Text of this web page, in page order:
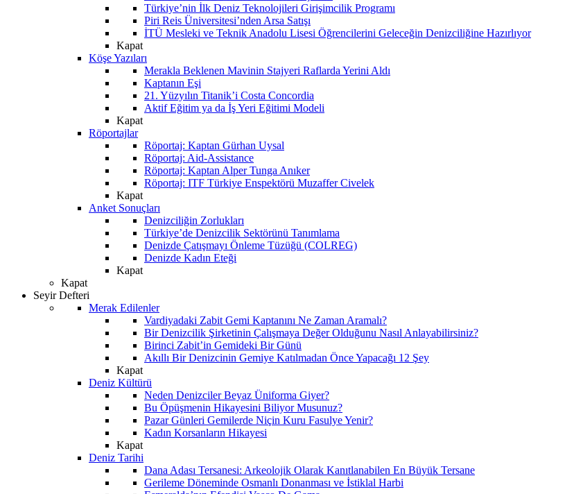
Türkiye’nin İlk Deniz Teknolojileri Girişimcilik Programı
Piri Reis Üniversitesi’nden Arsa Satışı
İTÜ Mesleki ve Teknik Anadolu Lisesi Öğrencilerini Geleceğin Denizciliğine Hazırlıyor
Kapat
Köşe Yazıları
Merakla Beklenen Mavinin Stajyeri Raflarda Yerini Aldı
Kaptanın Eşi
21. Yüzyılın Titanik’i Costa Concordia
Aktif Eğitim ya da İş Yeri Eğitimi Modeli
Kapat
Röportajlar
Röportaj: Kaptan Gürhan Uysal
Röportaj: Aid-Assistance
Röportaj: Kaptan Alper Tunga Anıker
Röportaj: ITF Türkiye Enspektörü Muzaffer Civelek
Kapat
Anket Sonuçları
Denizciliğin Zorlukları
Türkiye’de Denizcilik Sektörünü Tanımlama
Denizde Çatışmayı Önleme Tüzüğü (COLREG)
Denizde Kadın Eteği
Kapat
Kapat
Seyir Defteri
Merak Edilenler
Vardiyadaki Zabit Gemi Kaptanını Ne Zaman Aramalı?
Bir Denizcilik Şirketinin Çalışmaya Değer Olduğunu Nasıl Anlayabilirsiniz?
Birinci Zabit’in Gemideki Bir Günü
Akıllı Bir Denizcinin Gemiye Katılmadan Önce Yapacağı 12 Şey
Kapat
Deniz Kültürü
Neden Denizciler Beyaz Üniforma Giyer?
Bu Öpüşmenin Hikayesini Biliyor Musunuz?
Pazar Günleri Gemilerde Niçin Kuru Fasulye Yenir?
Kadın Korsanların Hikayesi
Kapat
Deniz Tarihi
Dana Adası Tersanesi: Arkeolojik Olarak Kanıtlanabilen En Büyük Tersane
Gerileme Döneminde Osmanlı Donanması ve İstiklal Harbi